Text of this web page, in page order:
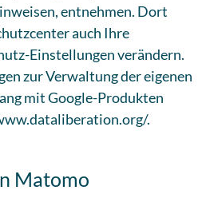
entnehmen. Dort
auch Ihre
Einstellungen verändern.
zur Verwaltung der eigenen
mit Google-Produkten
.
Matomo